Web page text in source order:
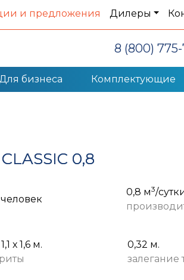
и предложения Дилеры
8 (800) 775-
бизнеса Комплектующие
0,8
0,8 м3/
х 1,6 м.
0,32 м.
залегание